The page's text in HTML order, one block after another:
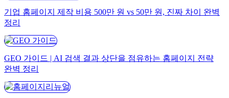
기업 홈페이지 제작 비용 500만 원 vs 50만 원, 진짜 차이 완벽
정리
GEO 가이드 | AI 검색 결과 상단을 점유하는 홈페이지 전략
완벽 정리